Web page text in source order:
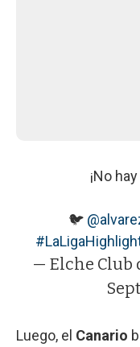
¡No
🐦
— Elche Club
Luego, el Canario